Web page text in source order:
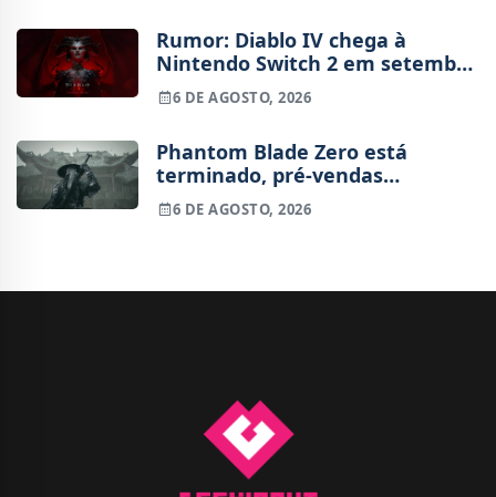
Rumor: Diablo IV chega à
Nintendo Switch 2 em setembro
e vai custar o preço de um jogo
novo
6 DE AGOSTO, 2026
Phantom Blade Zero está
terminado, pré-vendas
começam na próxima semana
6 DE AGOSTO, 2026